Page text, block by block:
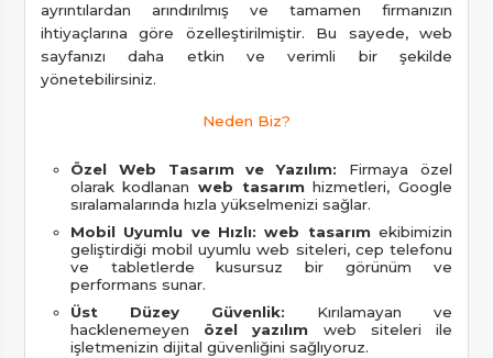
ayrıntılardan arındırılmış ve tamamen firmanızın
ihtiyaçlarına göre özelleştirilmiştir. Bu sayede, web
sayfanızı daha etkin ve verimli bir şekilde
yönetebilirsiniz.
Neden Biz?
Özel Web Tasarım ve Yazılım: Firmaya özel
olarak kodlananweb tasarımhizmetleri, Google
sıralamalarında hızla yükselmenizi sağlar.
Mobil Uyumlu ve Hızlı: web tasarımekibimizin
geliştirdiği mobil uyumlu web siteleri, cep telefonu
ve tabletlerde kusursuz bir görünüm ve
performans sunar.
Üst Düzey Güvenlik: Kırılamayan ve
hacklenemeyen özel yazılım web siteleri ile
işletmenizin dijital güvenliğini sağlıyoruz.